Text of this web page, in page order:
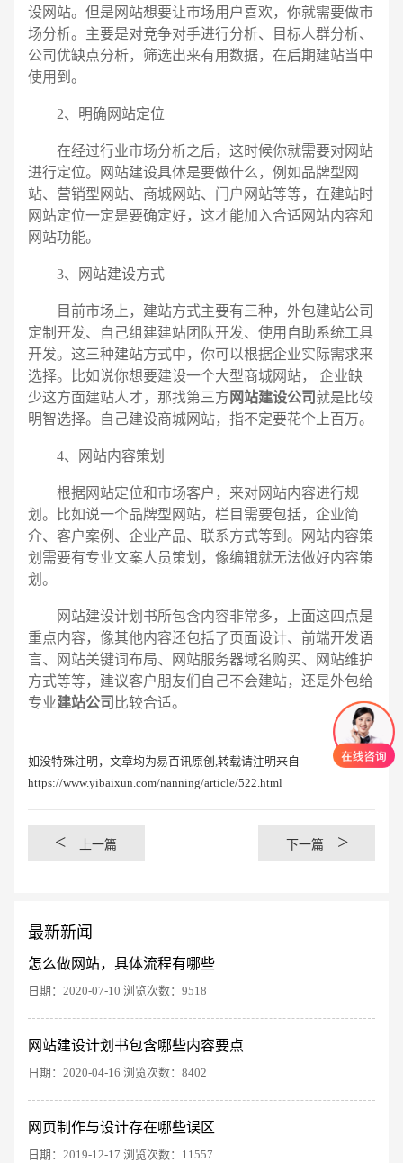
设网站。但是网站想要让市场用户喜欢，你就需要做市
场分析。主要是对竞争对手进行分析、目标人群分析、
公司优缺点分析，筛选出来有用数据，在后期建站当中
使用到。
2、明确网站定位
在经过行业市场分析之后，这时候你就需要对网站
进行定位。网站建设具体是要做什么，例如品牌型网
站、营销型网站、商城网站、门户网站等等，在建站时
网站定位一定是要确定好，这才能加入合适网站内容和
网站功能。
3、网站建设方式
目前市场上，建站方式主要有三种，外包建站公司
定制开发、自己组建建站团队开发、使用自助系统工具
开发。这三种建站方式中，你可以根据企业实际需求来
选择。比如说你想要建设一个大型商城网站， 企业缺
少这方面建站人才，那找第三方 网站建设公司 就是比较
明智选择。自己建设商城网站，指不定要花个上百万。
4、网站内容策划
根据网站定位和市场客户，来对网站内容进行规
划。比如说一个品牌型网站，栏目需要包括，企业简
介、客户案例、企业产品、联系方式等到。网站内容策
划需要有专业文案人员策划，像编辑就无法做好内容策
划。
网站建设计划书所包含内容非常多，上面这四点是
重点内容，像其他内容还包括了页面设计、前端开发语
言、网站关键词布局、网站服务器域名购买、网站维护
方式等等，建议客户朋友们自己不会建站，还是外包给
专业建站公司 比较合适。
如没特殊注明，文章均为易百讯原创,转载请注明来自
https://www.yibaixun.com/nanning/article/522.html
< 上一篇 下一篇 >
最新新闻
怎么做网站，具体流程有哪些
日期：2020-07-10 浏览次数：9518
网站建设计划书包含哪些内容要点
日期：2020-04-16 浏览次数：8402
网页制作与设计存在哪些误区
日期：2019-12-17 浏览次数：11557
电话 微信号